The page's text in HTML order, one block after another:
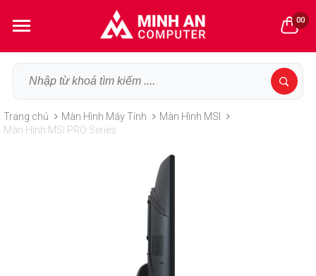
00
Trang chủ Màn Hình Máy Tính
Màn Hình MSI
Màn Hình MSI PRO Series